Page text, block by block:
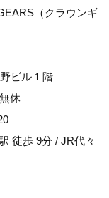
（クラウンギ
ビル１階
休
徒歩 9分 / JR代々